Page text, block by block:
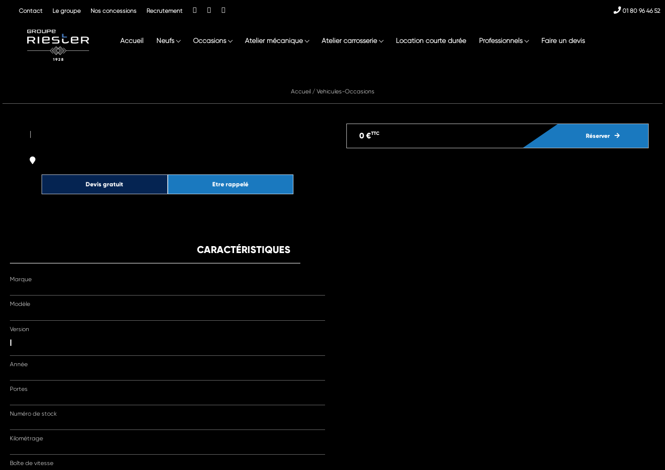
Contact Le groupe Nos concessions Recrutement 01 80 96 46 52
Accueil Neufs Occasions Atelier mécanique Atelier carrosserie Location courte durée Professionnels Faire un devis
Accueil/ Vehicules-Occasions
Réserver
0 €TTC
Etre rappelé
Devis gratuit
CARACTÉRISTIQUES
Marque
Modèle
Version
|
Année
Portes
Numéro de stock
Kilométrage
Boîte de vitesse